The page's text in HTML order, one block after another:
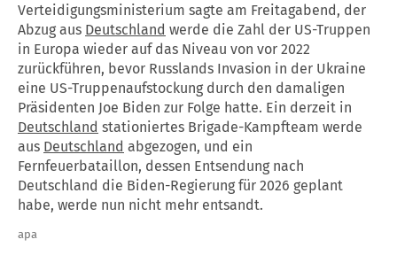
Verteidigungsministerium sagte am Freitagabend, der
Abzug aus Deutschland werde die Zahl der US-Truppen
in Europa wieder auf das Niveau von vor 2022
zurückführen, bevor Russlands Invasion in der Ukraine
eine US-Truppenaufstockung durch den damaligen
Präsidenten Joe Biden zur Folge hatte. Ein derzeit in
Deutschland stationiertes Brigade-Kampfteam werde
aus Deutschland abgezogen, und ein
Fernfeuerbataillon, dessen Entsendung nach
Deutschland die Biden-Regierung für 2026 geplant
habe, werde nun nicht mehr entsandt.
apa